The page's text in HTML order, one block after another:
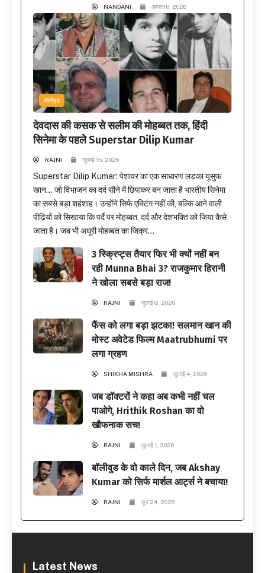
NANDANI अगस्त 6, 2026
बॉलीवुड
देवदास की कसक से सलीम की मोहब्बत तक, हिंदी
सिनेमा के पहले Superstar Dilip Kumar
RAJNI जुलाई 15, 2026
Superstar Dilip Kumar: पेशावर का एक साधारण लड़का यूसुफ
खान… जो विभाजन का दर्द सीने में छिपाकर बन जाता है भारतीय सिनेमा
का सबसे बड़ा शहंशाह। उन्होंने सिर्फ एक्टिंग नहीं की, बल्कि आने वाली
पीढ़ियों को सिखाया कि पर्दे पर मोहब्बत, दर्द और देशभक्ति को जिया कैसे
जाता है। जब भी अधूरी मोहब्बत का जिक्र...
3 स्क्रिप्ट्स तैयार फिर भी क्यों नहीं बन
रही Munna Bhai 3? राजकुमार हिरानी
ने खोला सबसे बड़ा राज!
RAJNI जुलाई 8, 2026
फैंस को लगा बड़ा झटका! सलमान खान की
मोस्ट अवेटेड फिल्म Maatrubhumi पर
लगा ग्रहण
SHIKHA MISHRA जुलाई 4, 2026
जब डॉक्टरों ने कहा अब कभी नहीं चल
पाओगे, Hrithik Roshan का वो
खौफनाक सच!
RAJNI जुलाई 1, 2026
बॉलीवुड के वो काले दिन, जब Akshay
Kumar को सिर्फ मार्शल आर्ट्स ने बचाया!
RAJNI जून 24, 2026
Latest News